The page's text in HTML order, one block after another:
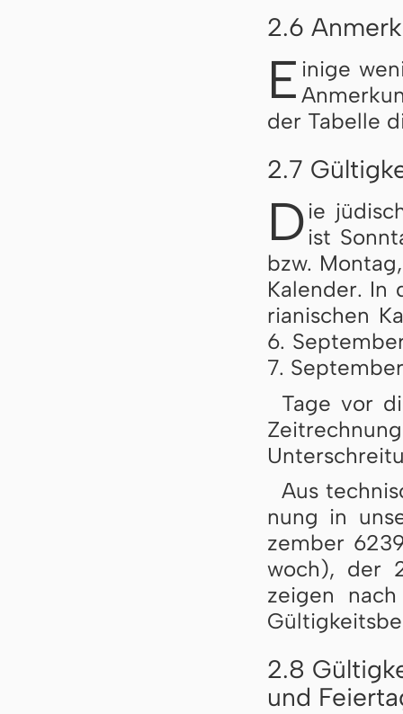
2.6
E inige
der Ta­bel­le
2.7
D ie
ist
bzw.
Ka­len­der.
ri­a­ni­schen
6.
7.
Tage vor
Aus
nung in
zem­ber
woch), der
zei­gen
2.8
und